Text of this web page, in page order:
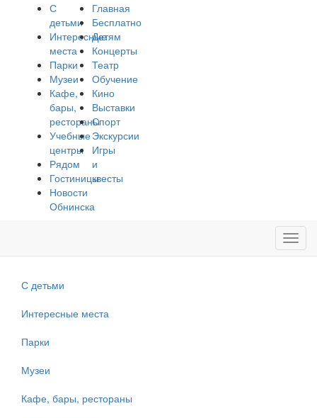
С
детьми
Интересные
места
Парки
Музеи
Кафе,
бары,
рестораны
Учебные
центры
Рядом
Гостиницы
Новости
Обнинска
Главная
Бесплатно
Детям
Концерты
Театр
Обучение
Кино
Выставки
Спорт
Экскурсии
Игры
и
квесты
С детьми
Интересные места
Парки
Музеи
Кафе, бары, рестораны